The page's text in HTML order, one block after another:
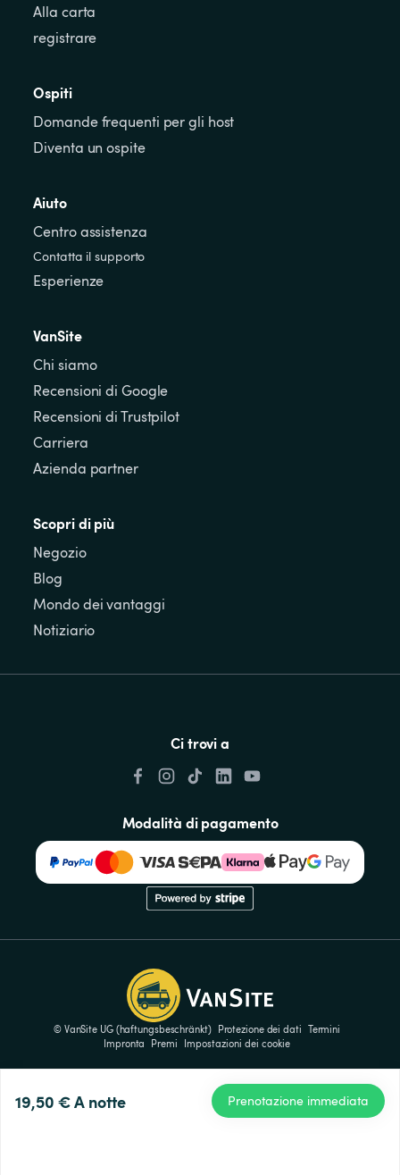
19,50 €A notte Prenotazione immediata
Alla carta
registrare
Ospiti
Domande frequenti per gli host
Diventa un ospite
Aiuto
Centro assistenza
Contatta il supporto
Esperienze
VanSite
Chi siamo
Recensioni di Google
Recensioni di Trustpilot
Carriera
Azienda partner
Scopri di più
Negozio
Blog
Mondo dei vantaggi
Notiziario
Ci trovi a
Modalità di pagamento
© VanSite UG (haftungsbeschränkt) Protezione dei dati Termini
Impronta
Premi Impostazioni dei cookie